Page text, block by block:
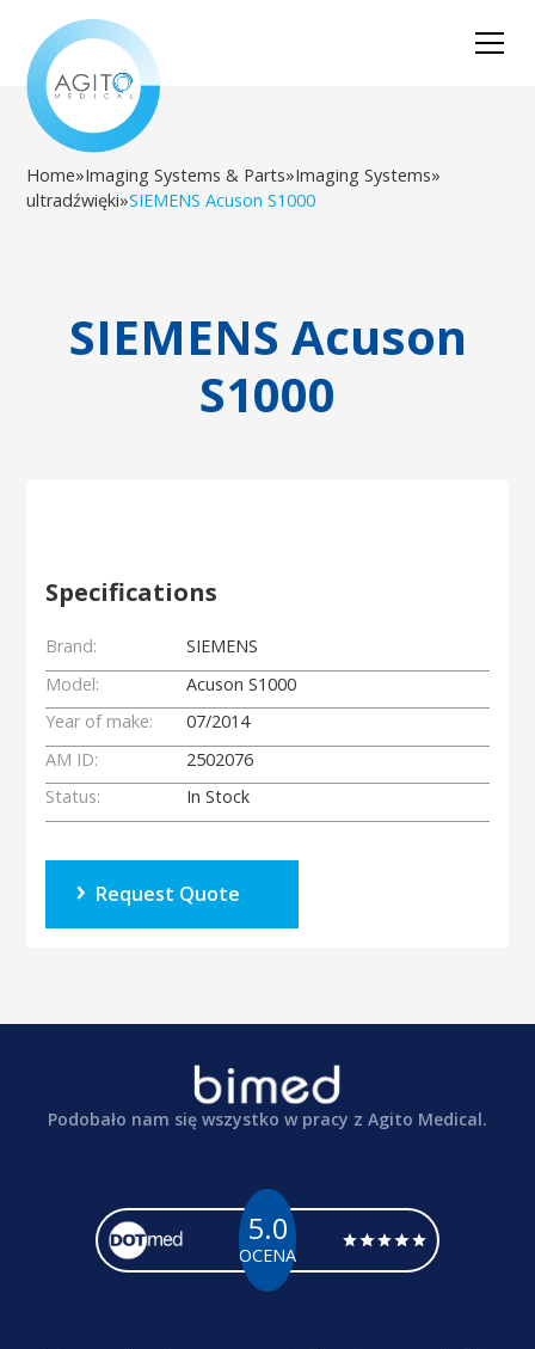
Home»Imaging Systems & Parts»Imaging Systems»
ultradźwięki»SIEMENS Acuson S1000
SIEMENS Acuson
S1000
Specifications
Brand:
SIEMENS
Model:
Acuson S1000
Year of make:
07/2014
AM ID:
2502076
Status:
In Stock
Request Quote
Podobało nam się wszystko w pracy z Agito Medical.
5.0
OCENA